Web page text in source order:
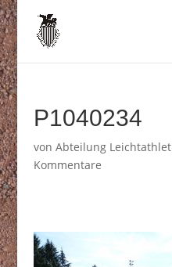
P1040234
von Abteilung
Kommentare